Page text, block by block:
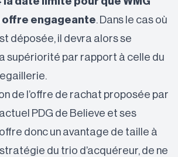
engageante . Dans le cas où
déposée, il devra alors se
supériorité par rapport à celle du
de l’offre de rachat proposée par
PDG de Believe et ses
donc un avantage de taille à
du trio d’acquéreur, de ne